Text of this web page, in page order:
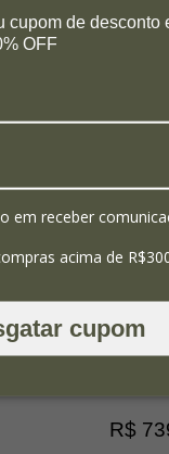
cupom de desconto
OFF
em receber
acima de
cupom
Taças
150ml -
R$